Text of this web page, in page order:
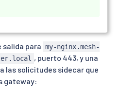
salida para my-nginx.mesh-
, puerto 443, y una
las solicitudes sidecar que
gateway: